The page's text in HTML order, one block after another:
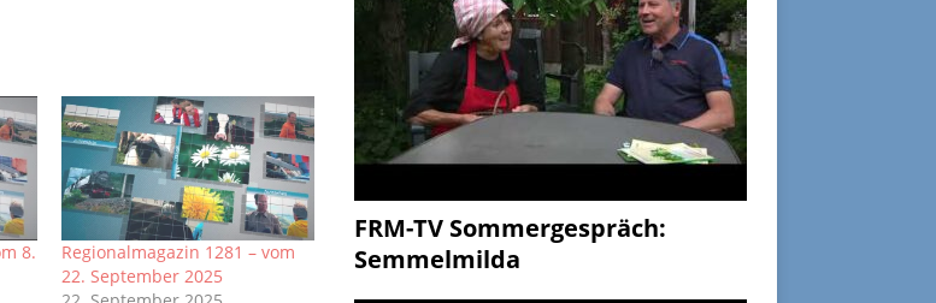
8.
Regionalmagazin 1281 – vom
22. September 2025
FRM-TV Sommergespräch:
Semmelmilda